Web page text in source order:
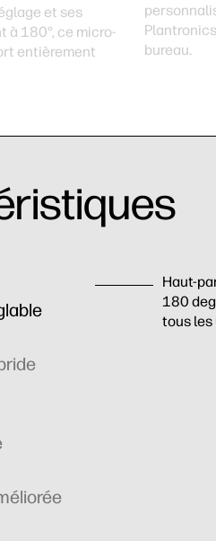
et ses
à 180°, ce micro-
entièrement
bureau.
Haut-
180
tous